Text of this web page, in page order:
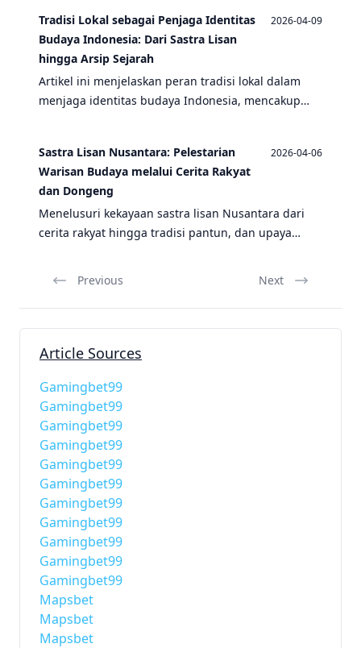
Tradisi Lokal sebagai Penjaga Identitas
Budaya Indonesia: Dari Sastra Lisan
hingga Arsip Sejarah
2026-04-09
Artikel ini menjelaskan peran tradisi lokal dalam
menjaga identitas budaya Indonesia, mencakup
Sastra Lisan Nusantara: Pelestarian
Warisan Budaya melalui Cerita Rakyat
dan Dongeng
2026-04-06
Menelusuri kekayaan sastra lisan Nusantara dari
cerita rakyat hingga tradisi pantun, dan upaya
Previous Next
Article Sources
Gamingbet99
Gamingbet99
Gamingbet99
Gamingbet99
Gamingbet99
Gamingbet99
Gamingbet99
Gamingbet99
Gamingbet99
Gamingbet99
Gamingbet99
Mapsbet
Mapsbet
Mapsbet